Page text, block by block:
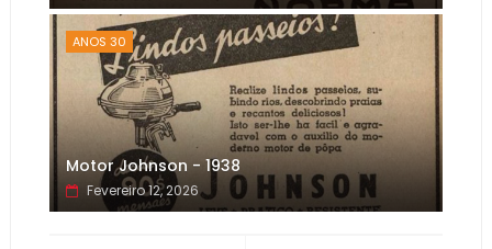
ANOS 30
Motor Johnson - 1938
Fevereiro 12, 2026